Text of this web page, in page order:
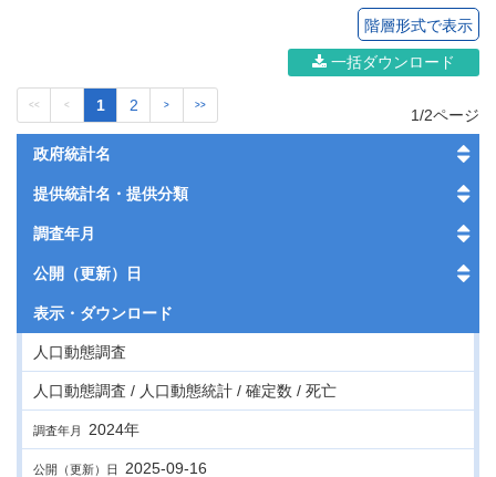
階層形式で表示
一括ダウンロード
<< < 1 2 > >>
1/2ページ
政府統計名
提供統計名・提供分類
調査年月
公開（更新）日
表示・ ダウンロード
人口動態調査
人口動態調査 / 人口動態統計 / 確定数 / 死亡
調査年月 2024年
公開（更新）日 2025-09-16